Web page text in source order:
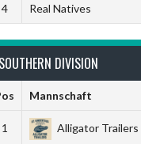
4 Real Natives
DIVISION
Mannschaft
1 Alligator Trailers